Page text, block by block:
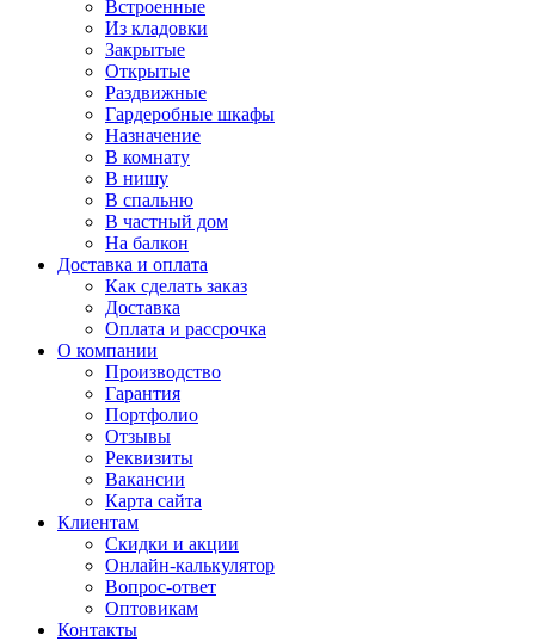
Встроенные
Из кладовки
Закрытые
Открытые
Раздвижные
Гардеробные шкафы
Назначение
В комнату
В нишу
В спальню
В частный дом
На балкон
Доставка и оплата
Как сделать заказ
Доставка
Оплата и рассрочка
О компании
Производство
Гарантия
Портфолио
Отзывы
Реквизиты
Вакансии
Карта сайта
Клиентам
Скидки и акции
Онлайн-калькулятор
Вопрос-ответ
Оптовикам
Контакты